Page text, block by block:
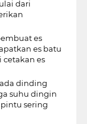
dari
es
es batu
cetakan es
dinding
suhu dingin
sering